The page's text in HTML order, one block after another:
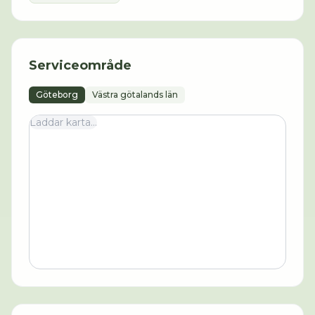
Serviceområde
Göteborg Västra götalands län
Laddar karta...